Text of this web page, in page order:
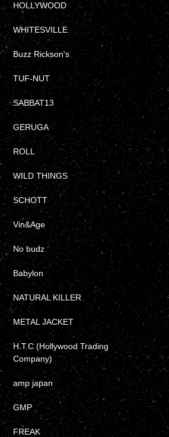
HOLLYWOOD
WHITESVILLE
Buzz Rickson's
TUF-NUT
SABBAT13
GERUGA
ROLL
WILD THINGS
SCHOTT
Vin&Age
No budz
Babylon
NATURAL KILLER
METAL JACKET
H.T.C (Hollywood Trading
Company)
amp japan
GMP
FREAK